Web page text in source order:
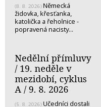
(8. 8. 2026) Německá
židovka, křesťanka,
katolička a řeholnice -
popravená nacisty...
Nedělní přímluvy
/ 19. neděle v
mezidobí, cyklus
A / 9. 8. 2026
(5. 8. 2026) Učedníci dostali